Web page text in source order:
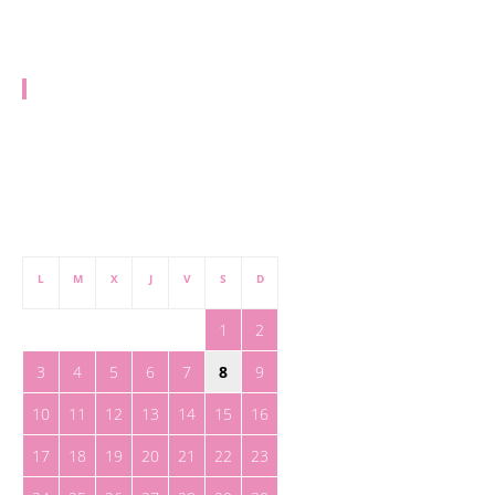
L M X J V S D
1
2
3
4 5 6 7 8
9
10
11 12 13 14 15
16
17
18 19 20 21 22
23